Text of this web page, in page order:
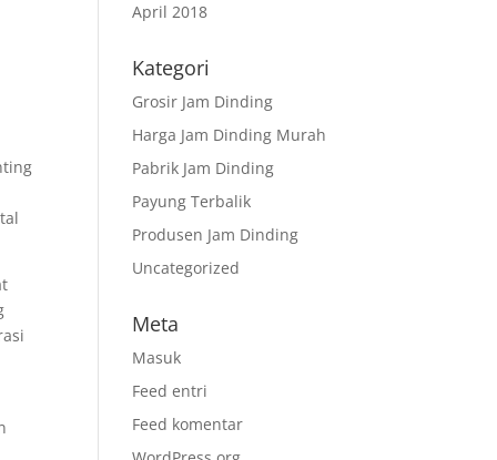
April 2018
Kategori
Grosir Jam Dinding
Harga Jam Dinding Murah
Pabrik Jam Dinding
Payung Terbalik
Produsen Jam Dinding
Uncategorized
Meta
Masuk
Feed entri
Feed komentar